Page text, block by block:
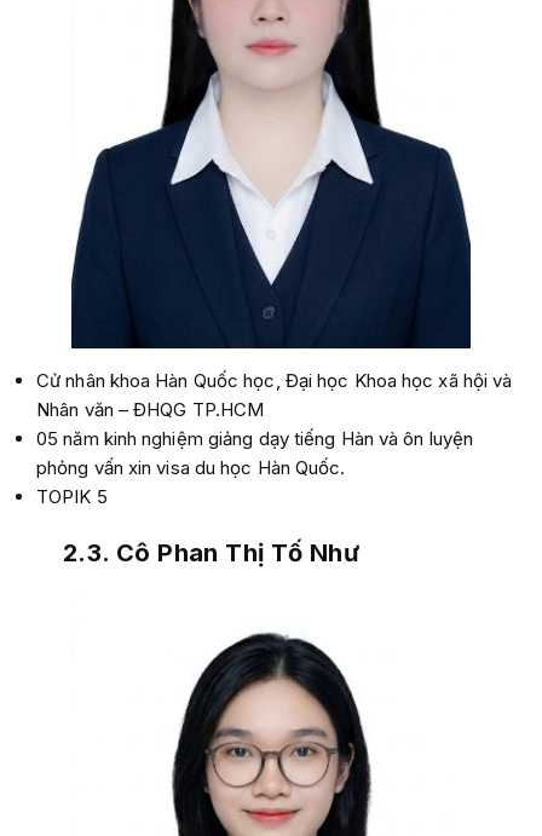
Cử nhân khoa Hàn Quốc học, Đại học Khoa học xã hội và
Nhân văn – ĐHQG TP.HCM
05 năm kinh nghiệm giảng dạy tiếng Hàn và ôn luyện
phỏng vấn xin visa du học Hàn Quốc.
TOPIK 5
2.3. Cô Phan Thị Tố Như